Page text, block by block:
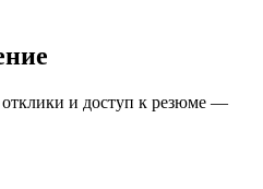
и доступ к резюме —